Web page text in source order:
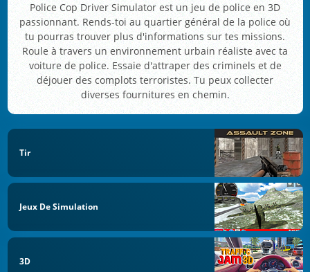
Police Cop Driver Simulator est un jeu de police en 3D
passionnant. Rends-toi au quartier général de la police où
tu pourras trouver plus d'informations sur tes missions.
Roule à travers un environnement urbain réaliste avec ta
voiture de police. Essaie d'attraper des criminels et de
déjouer des complots terroristes. Tu peux collecter
diverses fournitures en chemin.
Tir
Jeux De Simulation
3D